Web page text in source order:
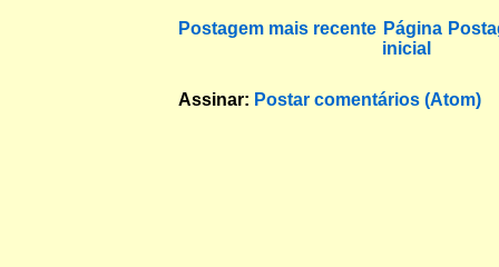
Postagem mais recente Página
inicial
Assinar: Postar comentários (Atom)